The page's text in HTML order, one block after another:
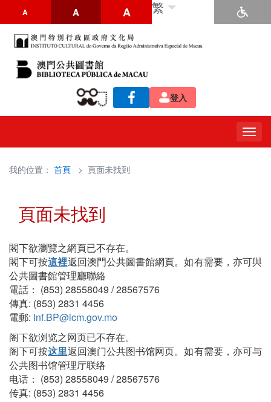
A A A 繁
登入
我的位置： 首頁 > 頁面未找到
頁面未找到
閣下欲瀏覽之網頁已不存在。
閣下可按這裡返回澳門公共圖書館網頁。如有需要，亦可與
公共圖書館管理廳聯絡
電話： (853) 28558049 / 28567576
傳真: (853) 2831 4456
電郵: Inf.BP@icm.gov.mo
阁下欲浏览之网页已不存在。
阁下可按这里返回澳门公共图书馆网页。如有需要，亦可与
公共图书馆管理厅联络
电话： (853) 28558049 / 28567576
传真: (853) 2831 4456